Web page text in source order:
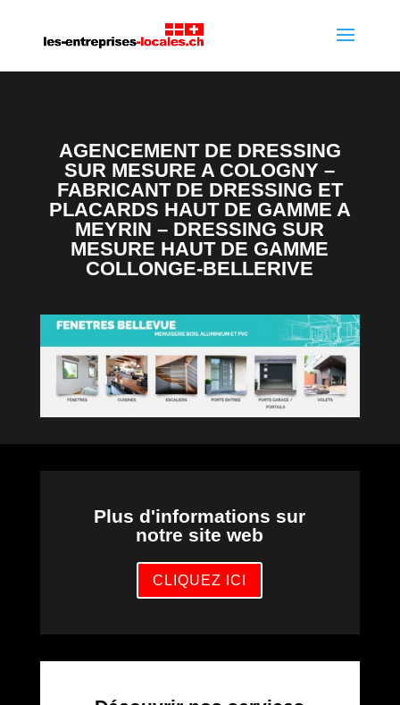
AGENCEMENT DE DRESSING
SUR MESURE A COLOGNY –
FABRICANT DE DRESSING ET
PLACARDS HAUT DE GAMME A
MEYRIN – DRESSING SUR
MESURE HAUT DE GAMME
COLLONGE-BELLERIVE
Plus d'informations sur
notre site web
CLIQUEZ ICI